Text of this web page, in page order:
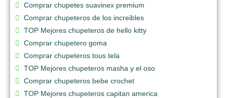
Comprar chupetes suavinex premium
Comprar chupeteros de los increibles
TOP Mejores chupeteros de hello kitty
Comprar chupetero goma
Comprar chupeteros tous tela
TOP Mejores chupeteros masha y el oso
Comprar chupeteros bebe crochet
TOP Mejores chupeteros capitan america